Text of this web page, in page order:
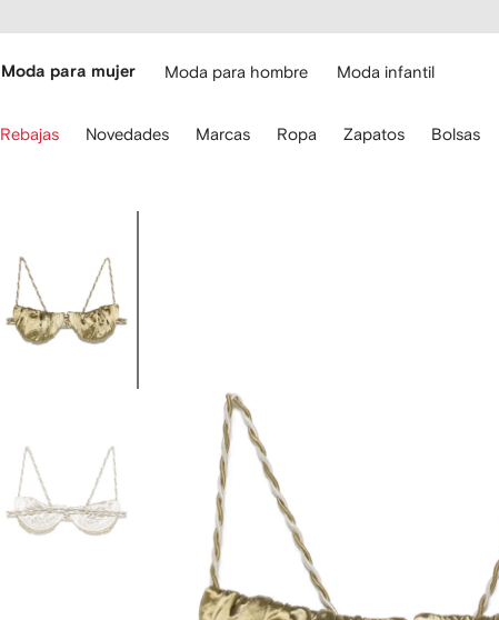
Moda para mujer Moda para hombre Moda infantil
Rebajas Novedades Marcas Ropa Zapatos Bolsas